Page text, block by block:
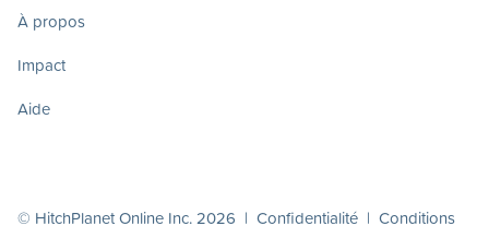
À propos
Impact
Aide
© HitchPlanet Online Inc. 2026 | Confidentialité | Conditions